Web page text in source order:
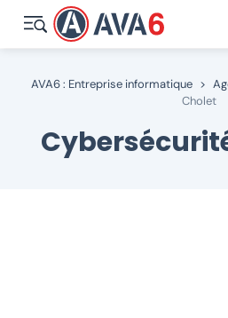
AVA6 : Entreprise informatique >
Cholet